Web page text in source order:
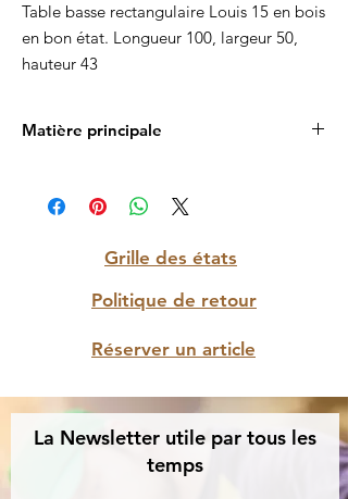
Table basse rectangulaire Louis 15 en bois
en bon état. Longueur 100, largeur 50,
hauteur 43
Matière principale
Grille des états
Politique de retour
Réserver un article
La Newsletter utile par tous les
temps